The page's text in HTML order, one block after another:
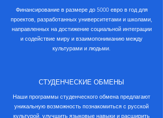
Финансирование в размере до 5000 евро в год для
проектов, разработанных университетами и школами,
направленных на достижение социальной интеграции
и содействие миру и взаимопониманию между
культурами и людьми.
СТУДЕНЧЕСКИЕ ОБМЕНЫ
Наши программы студенческого обмена предлагают
уникальную возможность познакомиться с русской
культурой, улучшить языковые навыки и расширить